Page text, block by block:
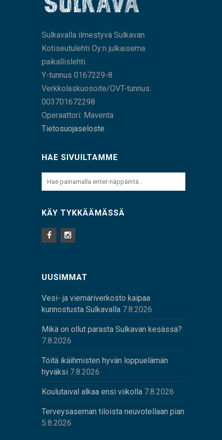
Sulkavalla ilmestyvä Sulkavan
Kotiseutulehti Oy:n julkaisema
paikallislehti.
Y-tunnus 0167229-8
Verkkolaskuosoite/OVT-tunnus:
003701672298
Operaattori: Maventa
Tietosuojaseloste
HAE SIVUILTAMME
KÄY TYKKÄÄMÄSSÄ
UUSIMMAT
Vesi- ja viemäriverkosto kaipaa
kunnostusta Sulkavalla 7.8.2026
Mikä on ollut parasta Sulkavan kesässä?
7.8.2026
Töitä ikäihmisten hyvän loppuelämän
hyväksi 7.8.2026
Koulutaival alkaa ensi viikolla 7.8.2026
Terveysaseman tiloista neuvotellaan pian
5.8.2026